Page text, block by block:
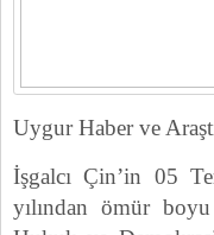
Uygur Haber ve
İşgalcı Çin’in 05
yılından ömür